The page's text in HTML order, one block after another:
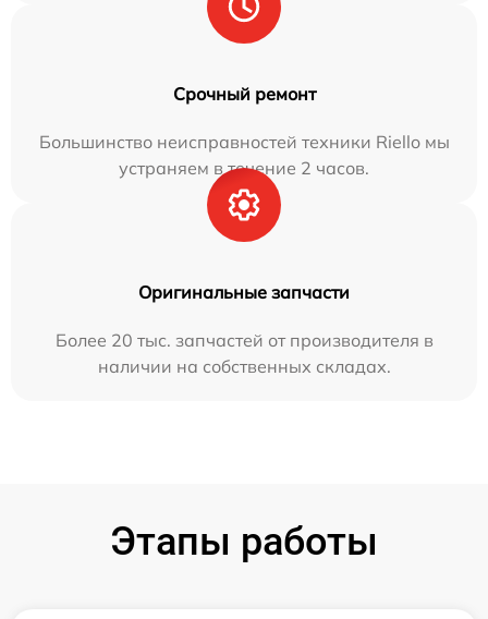
Срочный ремонт
Большинство неисправностей техники Riello мы
устраняем в течение 2 часов.
Оригинальные запчасти
Более 20 тыс. запчастей от производителя в
наличии на собственных складах.
Этапы работы